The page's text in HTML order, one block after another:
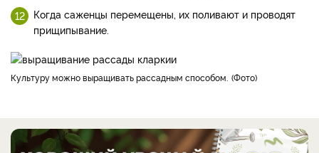
Когда саженцы перемещены, их поливают и проводят
прищипывание.
Культуру можно выращивать рассадным способом. Фото